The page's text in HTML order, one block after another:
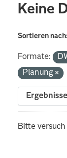
Keine
Sortieren nach
Formate:
Planung
Bitte